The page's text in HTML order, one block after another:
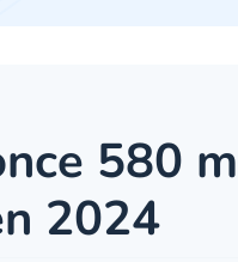
580
2024